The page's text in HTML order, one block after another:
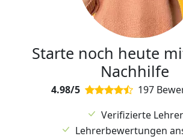
Starte noch heute
Nachhilfe
4.98/5
197
Verifizierte Lehrer
Lehrerbewertungen